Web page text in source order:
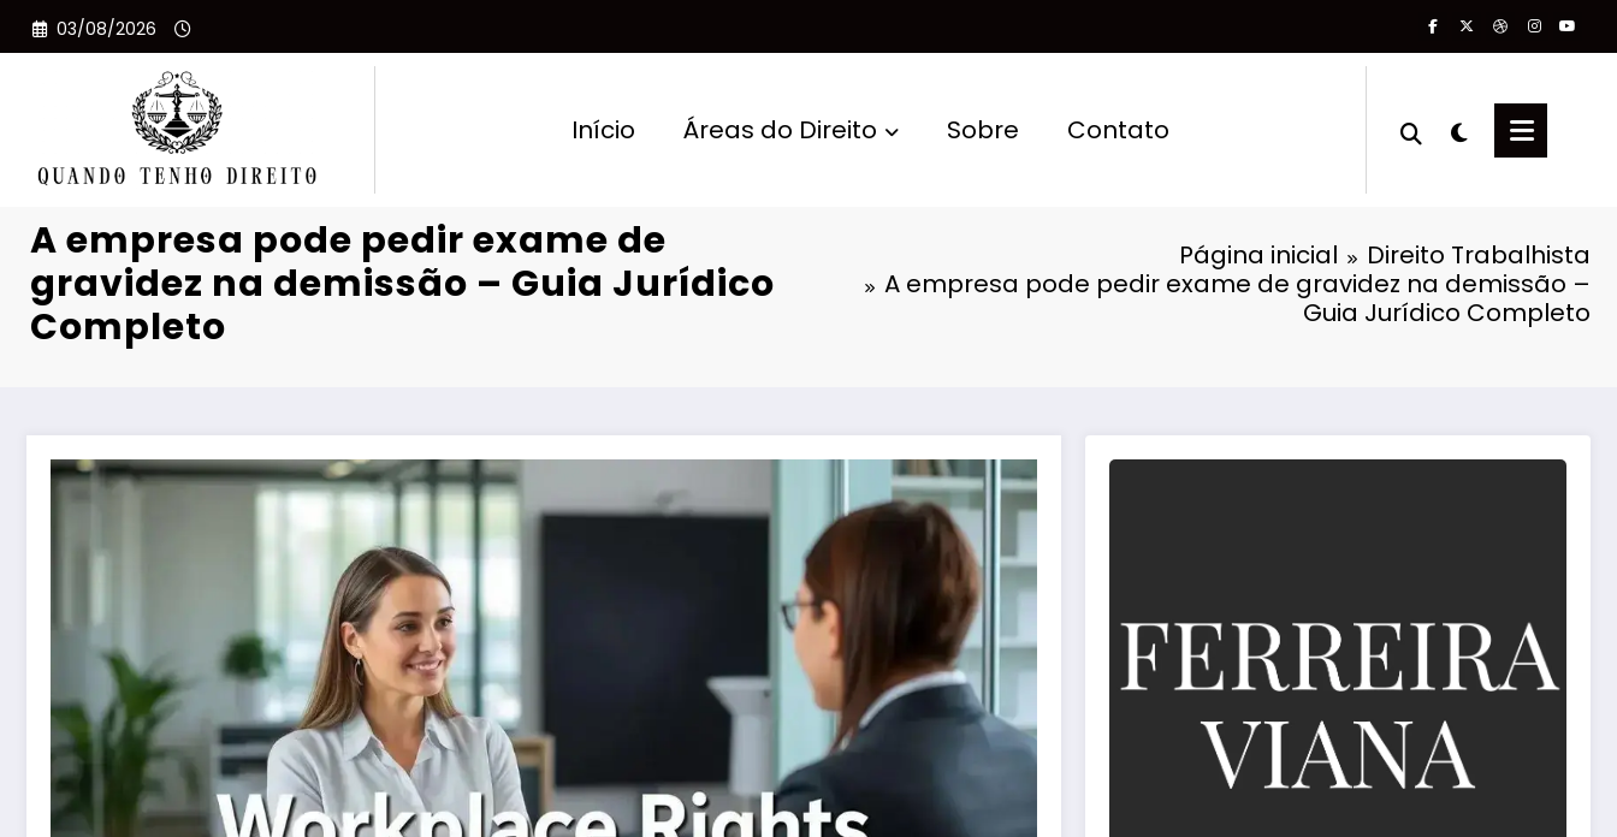
Pular
para
03/08/2026
Início Áreas do Direito Sobre Contato
A empresa pode pedir exame de
gravidez na demissão – Guia Jurídico
Completo
Página inicial
Direito Trabalhista
A empresa pode pedir exame de gravidez na demissão –
Guia Jurídico Completo